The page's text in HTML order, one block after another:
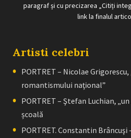
paragraf și cu precizarea „Citiți
link la finalul
Artisti celebri
PORTRET – Nicolae
romantismului naţional”
PORTRET – Ştefan Luchian,
școală
PORTRET. Constantin